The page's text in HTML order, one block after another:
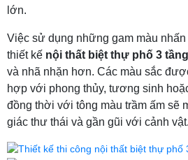
lớn.
Việc sử dụng những gam màu
thiết kế nội thất biệt thự phố 3
và nhã nhặn hơn. Các màu sắc
hợp với phong thủy, tương sinh
đồng thời với tông màu trầm ấm sẽ
giác thư thái và gần gũi với cảnh vật.